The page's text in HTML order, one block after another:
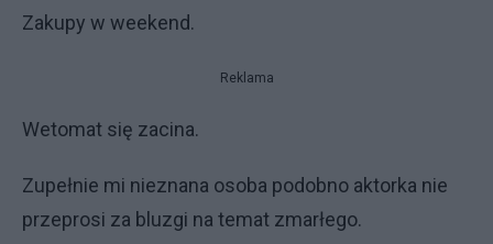
Zakupy w weekend.
Reklama
Wetomat się zacina.
Zupełnie mi nieznana osoba podobno aktorka nie
przeprosi za bluzgi na temat zmarłego.